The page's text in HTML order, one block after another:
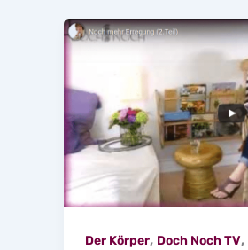
Der Körper, Doch Noch TV,